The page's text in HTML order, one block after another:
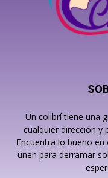
Un colibrí tiene una
cualquier dirección y
Encuentra lo bueno en
unen para derramar